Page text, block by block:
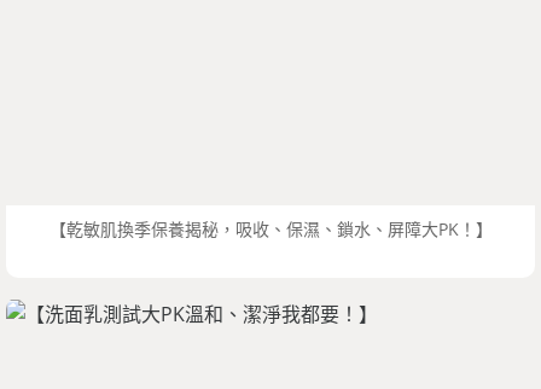
【乾敏肌換季保養揭秘，吸收、保濕、鎖水、屏障大PK！】